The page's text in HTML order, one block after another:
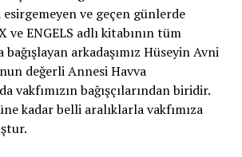
ve geçen günlerde
ve ENGELS adlı kitabının tüm
bağışlayan arkadaşımız Hüseyin Avni
değerli Annesi Havva
vakfımızın bağışçılarından biridir.
kadar belli aralıklarla vakfımıza